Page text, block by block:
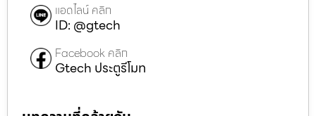
แอดไลน์ คลิก
ID: @gtech
Facebook คลิก
Gtech ประตูรีโมท